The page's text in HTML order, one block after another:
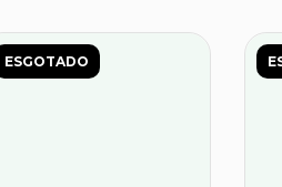
ESGOTADO